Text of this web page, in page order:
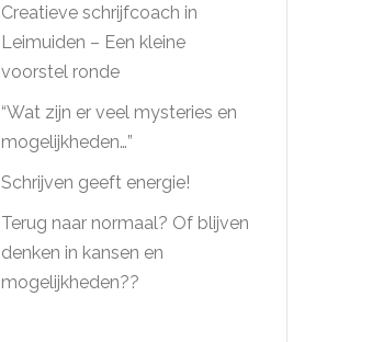
Creatieve schrijfcoach in
Leimuiden – Een kleine
voorstel ronde
“Wat zijn er veel mysteries en
mogelijkheden…”
Schrijven geeft energie!
Terug naar normaal? Of blijven
denken in kansen en
mogelijkheden??